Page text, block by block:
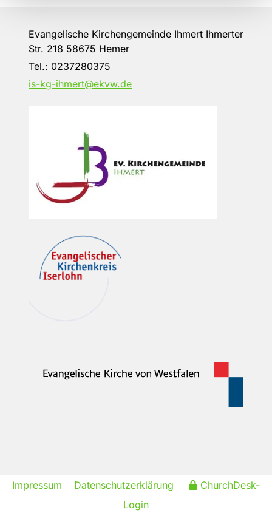
Evangelische Kirchengemeinde Ihmert Ihmerter
Str. 218 58675 Hemer
Tel.: 0237280375
is-kg-ihmert@ekvw.de
Impressum Datenschutzerklärung
ChurchDesk-
Login